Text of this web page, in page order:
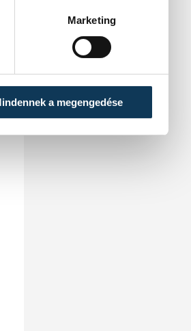
Marketing
a megengedése